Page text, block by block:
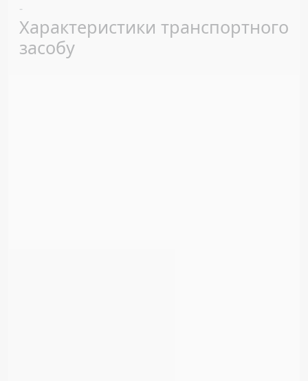
-
Характеристики транспортного
засобу